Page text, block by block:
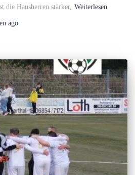
die Hausherren stärker, Weiterlesen
ago